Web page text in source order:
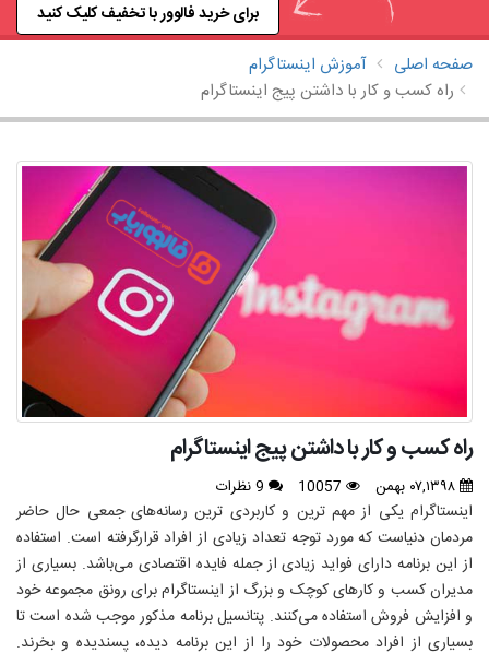
برای خرید فالوور با تخفیف کلیک کنید
صفحه اصلی
آموزش اینستاگرام
راه کسب و کار با داشتن پیج اینستاگرام
راه کسب و کار با داشتن پیج اینستاگرام
اینستاگرام یکی از مهم‌ ترین و کاربردی‌ ترین رسانه‌های جمعی حال حاضر
مردمان دنیاست که مورد توجه تعداد زیادی از افراد قرارگرفته است. استفاده
از این برنامه دارای فواید زیادی از جمله فایده اقتصادی می‌باشد. بسیاری از
مدیران کسب‌ و کارهای کوچک و بزرگ از اینستاگرام برای رونق مجموعه خود
و افزایش فروش استفاده می‌کنند. پتانسیل برنامه مذکور موجب شده است تا
بسیاری از افراد محصولات خود را از این برنامه دیده، پسندیده و بخرند.